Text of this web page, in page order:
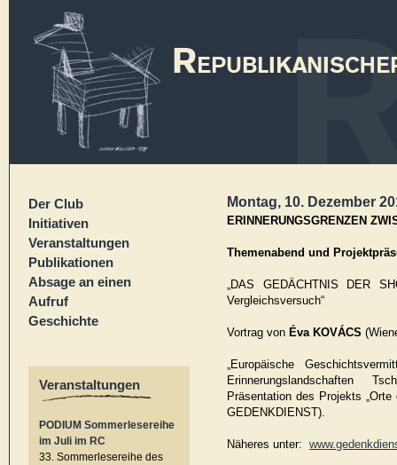
Der Club
Initiativen
Veranstaltungen
Publikationen
Absage an einen
Aufruf
Geschichte
Veranstaltungen
PODIUM Sommerlesereihe
im Juli im RC
33. Sommerlesereihe des
Montag, 10. Dezember
ERINNERUNGSGRENZEN
Themenabend und
„DAS GEDÄCHTNIS DER
Vergleichsversuch“
Vortrag von Éva KOVÁCS
„Europäische
Erinnerungslandschaften
Präsentation des Projekts
GEDENKDIENST).
Näheres unter: